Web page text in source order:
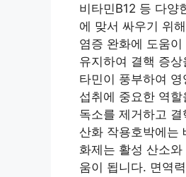
비타민B12 등 다양
에 맞서 싸우기 위
염증 완화에 도움
유지하여 결핵 증
타민이 풍부하여
섭취에 중요한 역
독소를 제거하고
산화 작용호박에는
화제는 활성 산소
움이 됩니다. 면역